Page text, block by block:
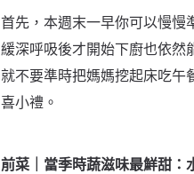
首先，本週末一早你可以慢慢
緩深呼吸後才開始下廚也依然
就不要準時把媽媽挖起床吃午
喜小禮。
前菜｜當季時蔬滋味最鮮甜：